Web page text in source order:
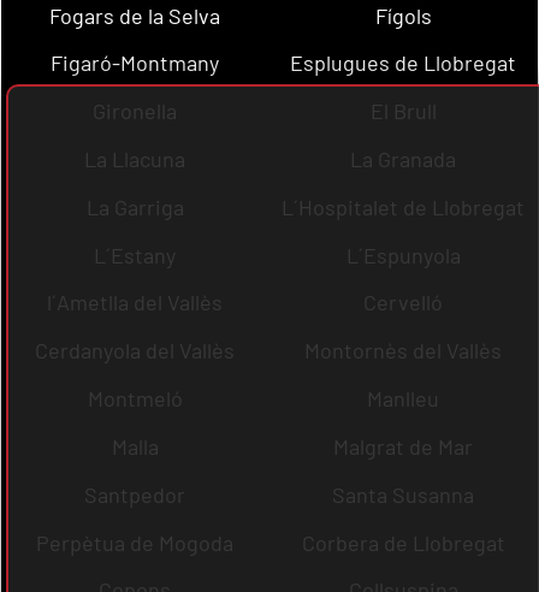
Fogars de la Selva
Fígols
Figaró-Montmany
Esplugues de Llobregat
Gironella
El Brull
La Llacuna
La Granada
La Garriga
L´Hospitalet de Llobregat
L´Estany
L´Espunyola
l´Ametlla del Vallès
Cervelló
Cerdanyola del Vallès
Montornès del Vallès
Montmeló
Manlleu
Malla
Malgrat de Mar
Santpedor
Santa Susanna
Perpètua de Mogoda
Corbera de Llobregat